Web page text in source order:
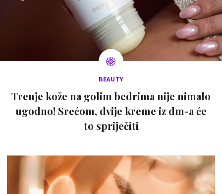
BEAUTY
Trenje kože na golim bedrima nije nimalo
ugodno! Srećom, dvije kreme iz dm-a će
to spriječiti